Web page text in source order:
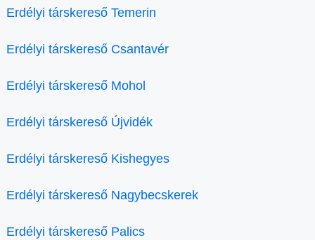
Erdélyi társkereső Temerin
Erdélyi társkereső Csantavér
Erdélyi társkereső Mohol
Erdélyi társkereső Újvidék
Erdélyi társkereső Kishegyes
Erdélyi társkereső Nagybecskerek
Erdélyi társkereső Palics